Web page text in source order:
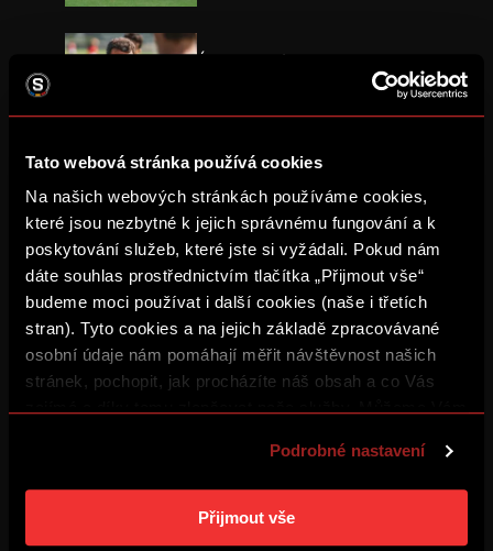
Tato webová stránka používá cookies
Na našich webových stránkách používáme cookies,
které jsou nezbytné k jejich správnému fungování a k
poskytování služeb, které jste si vyžádali. Pokud nám
dáte souhlas prostřednictvím tlačítka „Přijmout vše“
budeme moci používat i další cookies (naše i třetích
stran). Tyto cookies a na jejich základě zpracovávané
osobní údaje nám pomáhají měřit návštěvnost našich
stránek, pochopit, jak procházíte náš obsah a co Vás
reklamu na základě Vašich preferencí. Jednotlivé
cookies a účely zpracování si můžete nastavit v
„Podrobném nastavení“. Nastavení cookies si můžete
kdykoliv změnit. Jak takovou úpravu provést a další
Podrobné nastavení
Přijmout vše
Úkol je jasný
SESTŘIH: Sparta – Olympique
ZÁZNAM: Tiskovka po Lyonu
4. 8. 2026
Šlo to trefit i lépe
4. 8. 2026
ZÁZNAM: Sparta – Olympique